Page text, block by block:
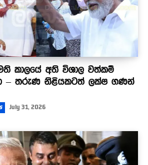
කාලයේ අති විශාල වත්කම්
– තරුණ නිළියකටත් ලක්ෂ ගණන්
July 31, 2026